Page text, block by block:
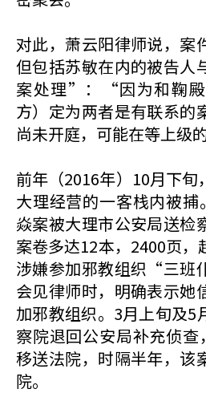
对此，萧云阳律师说，案
但包括苏敏在内的被告
案处理”：“因为和鞠殿
方）定为两者是有联系的
尚未开庭，可能在等上级
前年（2016年）10月下旬
大理经营的一客栈内被
焱案被大理市公安局送检
案卷多达12本，2400页，
涉嫌参加邪教组织“三班
会见律师时，明确表示她
加邪教组织。3月上旬及5
察院退回公安局补充侦
移送法院，时隔半年，该
院。